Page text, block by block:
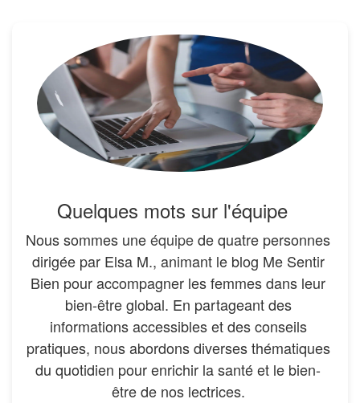
Quelques mots sur l'équipe
Nous sommes uneéquipede quatre personnes
dirigée par Elsa M., animant le blog Me Sentir
Bien pour accompagner les femmes dans leur
bien-être global. En partageant des
informations accessibles et des conseils
pratiques, nous abordons diverses thématiques
du quotidien pour enrichir la santé et le bien-
être de nos lectrices.